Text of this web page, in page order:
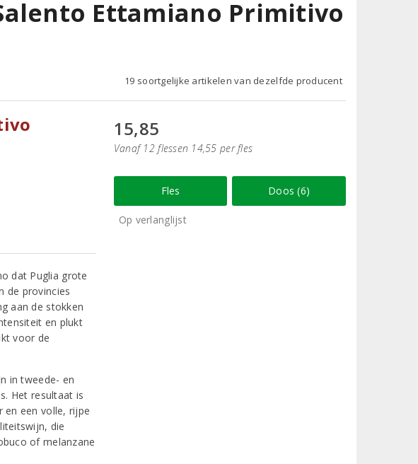
Ettamiano Primitivo
19 soortgelijke artikelen van dezelfde producent
dat Puglia grote
de provincies
aan de stokken
en plukt
voor de
in tweede- en
Het resultaat is
en een volle, rijpe
die
of melanzane
15,85
Vanaf 12 flessen 14,55 per fles
Fles Doos (6)
Op verlanglijst